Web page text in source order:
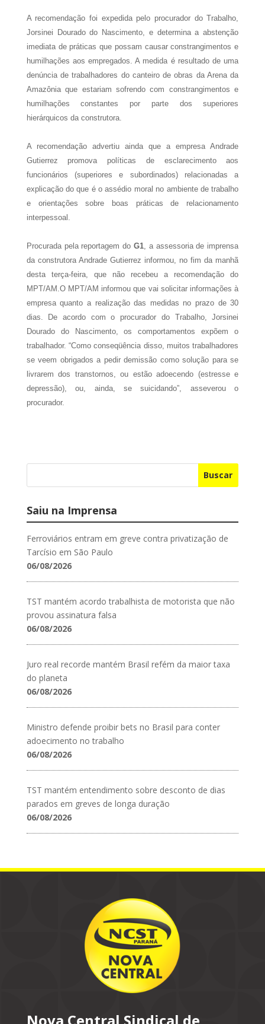
A recomendação foi expedida pelo procurador do Trabalho,
Jorsinei Dourado do Nascimento, e determina a abstenção
imediata de práticas que possam causar constrangimentos e
humilhações aos empregados. A medida é resultado de uma
denúncia de trabalhadores do canteiro de obras da Arena da
Amazônia que estariam sofrendo com constrangimentos e
humilhações constantes por parte dos superiores
hierárquicos da construtora.
A recomendação advertiu ainda que a empresa Andrade
Gutierrez promova políticas de esclarecimento aos
funcionários (superiores e subordinados) relacionadas a
explicação do que é o assédio moral no ambiente de trabalho
e orientações sobre boas práticas de relacionamento
interpessoal.
Procurada pela reportagem do G1 , a assessoria de imprensa
da construtora Andrade Gutierrez informou, no fim da manhã
desta terça-feira, que não recebeu a recomendação do
MPT/AM.O MPT/AM informou que vai solicitar informações à
empresa quanto a realização das medidas no prazo de 30
dias. De acordo com o procurador do Trabalho, Jorsinei
Dourado do Nascimento, os comportamentos expõem o
trabalhador. “Como conseqüência disso, muitos trabalhadores
se veem obrigados a pedir demissão como solução para se
livrarem dos transtornos, ou estão adoecendo (estresse e
depressão), ou, ainda, se suicidando”, asseverou o
procurador.
Buscar
Saiu na Imprensa
Ferroviários entram em greve contra privatização de
Tarcísio em São Paulo
06/08/2026
TST mantém acordo trabalhista de motorista que não
provou assinatura falsa
06/08/2026
Juro real recorde mantém Brasil refém da maior taxa
do planeta
06/08/2026
Ministro defende proibir bets no Brasil para conter
adoecimento no trabalho
06/08/2026
TST mantém entendimento sobre desconto de dias
parados em greves de longa duração
06/08/2026